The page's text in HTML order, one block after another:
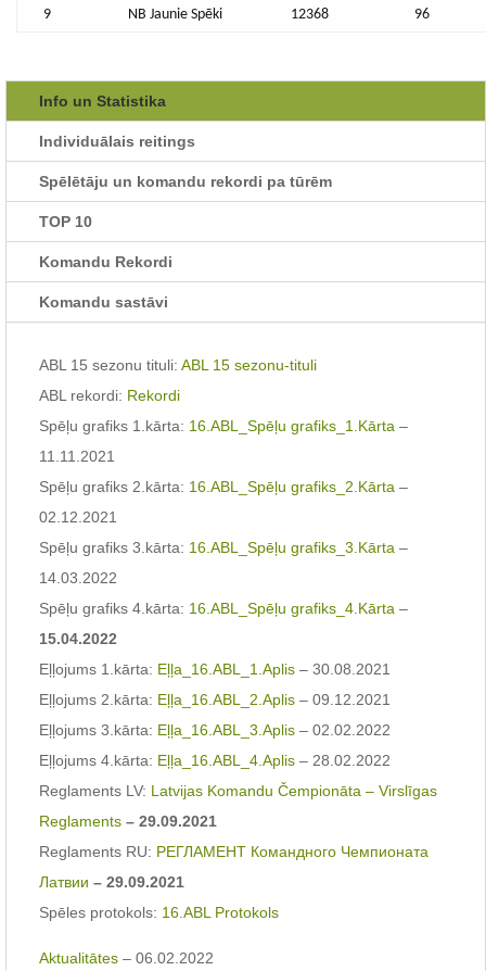
9 NB Jaunie Spēki 12368 96
Info un Statistika
Individuālais reitings
Spēlētāju un komandu rekordi pa tūrēm
TOP 10
Komandu Rekordi
Komandu sastāvi
ABL 15 sezonu tituli: ABL 15 sezonu-tituli
ABL rekordi: Rekordi
Spēļu grafiks 1.kārta: 16.ABL_Spēļu grafiks_1.Kārta –
11.11.2021
Spēļu grafiks 2.kārta: 16.ABL_Spēļu grafiks_2.Kārta –
02.12.2021
Spēļu grafiks 3.kārta: 16.ABL_Spēļu grafiks_3.Kārta –
14.03.2022
Spēļu grafiks 4.kārta: 16.ABL_Spēļu grafiks_4.Kārta –
15.04.2022
Eļļojums 1.kārta: Eļļa_16.ABL_1.Aplis – 30.08.2021
Eļļojums 2.kārta: Eļļa_16.ABL_2.Aplis – 09.12.2021
Eļļojums 3.kārta: Eļļa_16.ABL_3.Aplis – 02.02.2022
Eļļojums 4.kārta: Eļļa_16.ABL_4.Aplis – 28.02.2022
Reglaments LV: Latvijas Komandu Čempionāta – Virslīgas
Reglaments – 29.09.2021
Reglaments RU: РЕГЛАМЕНТ Командного Чемпионата
Латвии – 29.09.2021
Spēles protokols: 16.ABL Protokols
Aktualitātes – 06.02.2022